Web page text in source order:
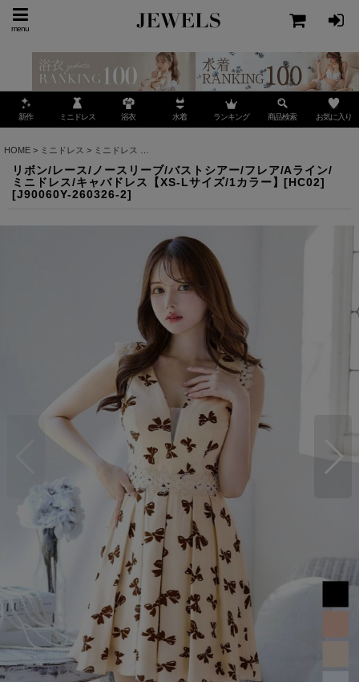
menu
新作 ミニドレス 浴衣 水着 ランキング 商品検索 お気に入り
HOME > ミニドレス > ミニドレス
リボン/レース/ノースリーブ/バストシアー/フレア/Aライン/
ミニドレス/キャバドレス【XS-Lサイズ/1カラー】[HC02]
[J90060Y-260326-2]